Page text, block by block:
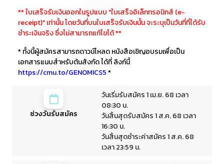
** ใบเสร็จรับเงินออกในรูปแบบ "ใบเสร็จอิเล็กทรอนิกส์ (e-
receipt)" เท่านั้น โดยวันที่บนใบเสร็จรับเงินนั้น จะระบุเป็นวันที่ที่ได้รับ
ชำระเงินจริง ซึ่งไม่สามารถแก้ไขได้ **
* ทั้งนี้ผู้สมัครสามารถดาวน์โหลด หนังสือเชิญอบรมเพื่อเป็น
เอกสารแนบสำหรับต้นสังกัด ได้ที่ ลิงก์นี้
https://cmu.to/GENOMICS5*
ช่วงวันรับสมัคร
วันเริ่มรับสมัคร 1 เม.ย. 68 เวลา
08:30 น.
วันสิ้นสุดรับสมัคร 1 ส.ค. 68 เวลา
16:30 น.
วันสิ้นสุดชำระค่าสมัคร 1 ส.ค. 68
เวลา 23:59 น.